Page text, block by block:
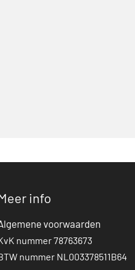
info
voorwaarden
nummer 78763673
nummer NL003378511B64